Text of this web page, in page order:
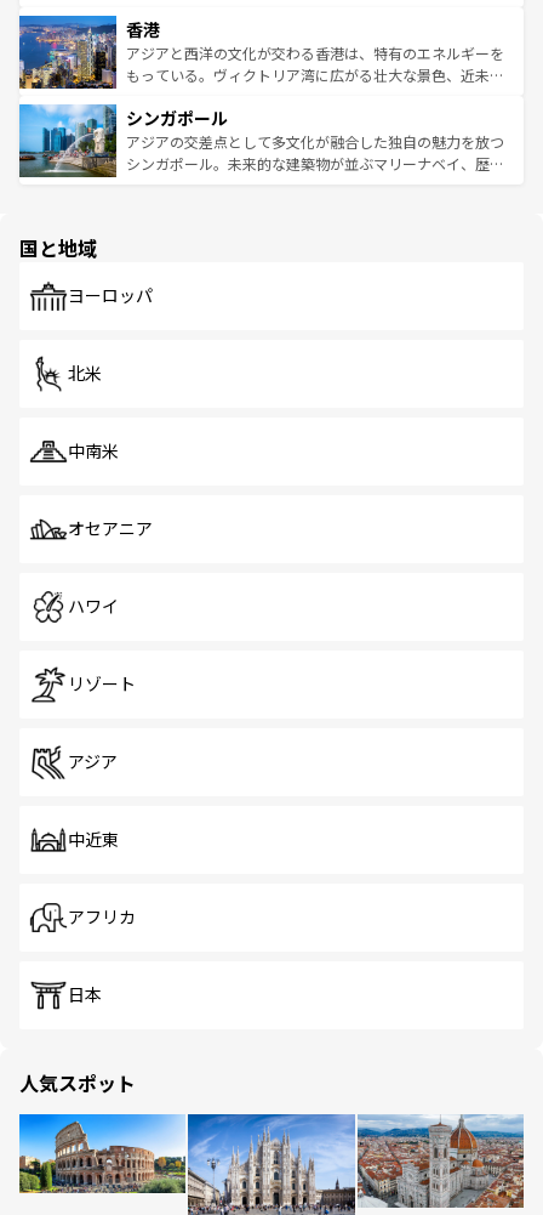
とつ。フォーやバインミー、ベトナムコーヒーなどは、ぜ
ひ現地で味わいたい。どの地域を訪れてもあたたかい人々
が旅行者を迎えてくれるので、きっと忘れられない旅にな
参照してほしい。
の活気が交差している。北部ではチェンマイなどの山岳地
帯で自然と触れ合い、南部ではプーケットやクラビの美し
いビーチでリゾート気分を楽しむことができる。タイ料理
激する。気候は一年中温暖で、どの季節にも異なる楽しみ
が待っている。親しみやすいタイの人々、仏教を中心とし
た文化、そして多様な観光資源が、訪れる旅人を魅了し続
香港
アジアと西洋の文化が交わる香港は、特有のエネルギーを
もっている。ヴィクトリア湾に広がる壮大な景色、近未来
み、どこを訪れても感動するはず。観光スポットが密集し
ており、効率よく見どころを回れるのも魅力。息をのむよ
うな絶景から文化的な体験まで、香港を存分に楽しみ尽く
シンガポール
アジアの交差点として多文化が融合した独自の魅力を放つ
シンガポール。未来的な建築物が並ぶマリーナベイ、歴史
で、ホーカーズは地元の風情を楽しめる外せないスポット
国と地域
ヨーロッパ
北米
中南米
オセアニア
ハワイ
リゾート
アジア
中近東
アフリカ
日本
人気スポット